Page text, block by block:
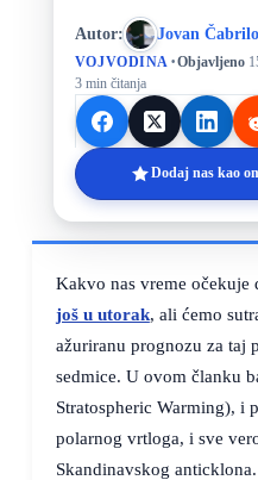
Autor: Jovan Čabrilo
VOJVODINA ·Objavljeno
3 min čitanja
Dodaj nas kao
Kakvo nas vreme očekuje
još u utorak, ali ćemo
ažuriranu prognozu za taj
sedmice. U ovom članku
Stratospheric Warming), i
polarnog vrtloga, i sve
Skandinavskog